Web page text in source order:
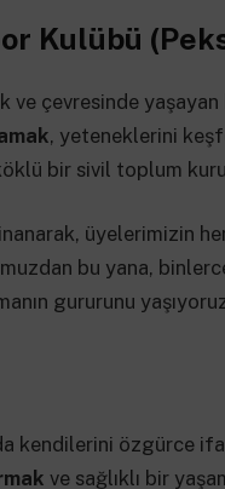
Kulübü
ve çevresinde
, yeteneklerini
bir sivil toplum
üyelerimizin
bu yana,
gururunu
kendilerini özgürce
ve sağlıklı bir